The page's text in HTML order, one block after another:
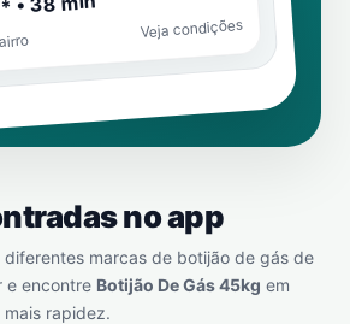
Veja condições
no app
marcas de botijão de gás de
e encontre Botijão De Gás 45kg em
mais rapidez.